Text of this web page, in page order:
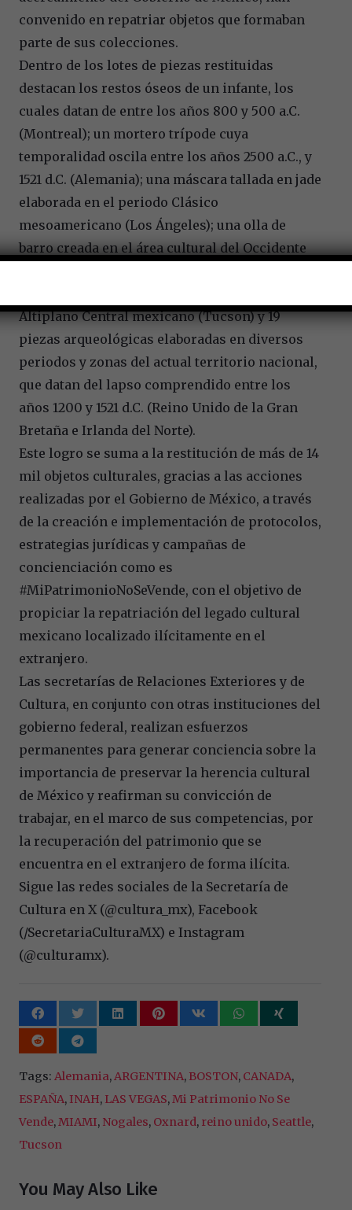
convenido en repatriar objetos que formaban
parte de sus colecciones.
Dentro de los lotes de piezas restituidas
destacan los restos óseos de un infante, los
cuales datan de entre los años 800 y 500 a.C.
(Montreal); un mortero trípode cuya
temporalidad oscila entre los años 2500 a.C., y
1521 d.C. (Alemania); una máscara tallada en jade
elaborada en el periodo Clásico
mesoamericano (Los Ángeles); una olla de
barro creada en el área cultural del Occidente
Altiplano Central mexicano (Tucson) y 19
piezas arqueológicas elaboradas en diversos
periodos y zonas del actual territorio nacional,
que datan del lapso comprendido entre los
años 1200 y 1521 d.C. (Reino Unido de la Gran
Bretaña e Irlanda del Norte).
Este logro se suma a la restitución de más de 14
mil objetos culturales, gracias a las acciones
realizadas por el Gobierno de México, a través
de la creación e implementación de protocolos,
estrategias jurídicas y campañas de
concienciación como es
#MiPatrimonioNoSeVende, con el objetivo de
propiciar la repatriación del legado cultural
mexicano localizado ilícitamente en el
extranjero.
Las secretarías de Relaciones Exteriores y de
Cultura, en conjunto con otras instituciones del
gobierno federal, realizan esfuerzos
permanentes para generar conciencia sobre la
importancia de preservar la herencia cultural
de México y reafirman su convicción de
trabajar, en el marco de sus competencias, por
la recuperación del patrimonio que se
encuentra en el extranjero de forma ilícita.
Sigue las redes sociales de la Secretaría de
Cultura en X (@cultura_mx), Facebook
(/SecretariaCulturaMX) e Instagram
(@culturamx).
Tags: Alemania,ARGENTINA, BOSTON, CANADA,
ESPAÑA, INAH, LAS VEGAS,Mi Patrimonio No Se
Vende,MIAMI, Nogales, Oxnard, reino unido, Seattle,
Tucson
You May Also Like